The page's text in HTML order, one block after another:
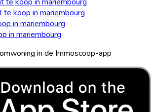
te koop in mariembourg
in mariembourg
in mariembourg
in de Immoscoop-app